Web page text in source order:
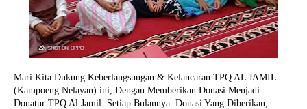
Mari Kita Dukung Keberlangsungan & Kelancaran TPQ AL JAMIL
(Kampoeng Nelayan) ini, Dengan Memberikan Donasi Menjadi
Donatur TPQ Al Jamil. Setiap Bulannya. Donasi Yang Diberikan,